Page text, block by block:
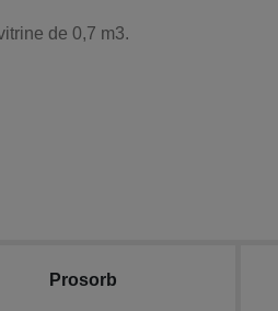
de 0,7 m3.
Prosorb